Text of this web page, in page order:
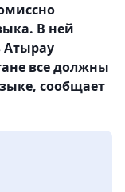
В ней
Атырау
все должны
сообщает